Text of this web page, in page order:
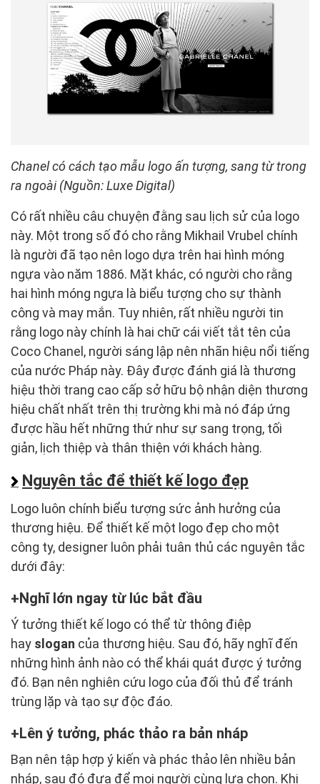
Chanel có cách tạo mẫu logo ấn tượng, sang từ trong
ra ngoài (Nguồn:Luxe Digital)
Có rất nhiều câu chuyện đằng sau lịch sử của logo
này. Một trong số đó cho rằng Mikhail Vrubel chính
là người đã tạo nên logo dựa trên hai hình móng
ngựa vào năm 1886. Mặt khác, có người cho rằng
hai hình móng ngựa là biểu tượng cho sự thành
công và may mắn. Tuy nhiên, rất nhiều người tin
rằng logo này chính là hai chữ cái viết tắt tên của
Coco Chanel, người sáng lập nên nhãn hiệu nổi tiếng
của nước Pháp này. Đây được đánh giá là thương
hiệu thời trang cao cấp sở hữu bộ nhận diện thương
hiệu chất nhất trên thị trường khi mà nó đáp ứng
được hầu hết những thứ như sự sang trọng, tối
giản, lịch thiệp và thân thiện với khách hàng.
Nguyên tắc để thiết kế logo đẹp
Logo luôn chính biểu tượng sức ảnh hưởng của
thương hiệu. Để thiết kế một logo đẹp cho một
công ty, designer luôn phải tuân thủ các nguyên tắc
dưới đây:
Nghĩ lớn ngay từ lúc bắt đầu
Ý tưởng thiết kế logo có thể từ thông điệp
hay slogan của thương hiệu. Sau đó, hãy nghĩ đến
những hình ảnh nào có thể khái quát được ý tưởng
đó. Bạn nên nghiên cứu logo của đối thủ để tránh
trùng lặp và tạo sự độc đáo.
Lên ý tưởng, phác thảo ra bản nháp
Bạn nên tập hợp ý kiến và phác thảo lên nhiều bản
nháp, sau đó đưa để mọi người cùng lựa chọn. Khi